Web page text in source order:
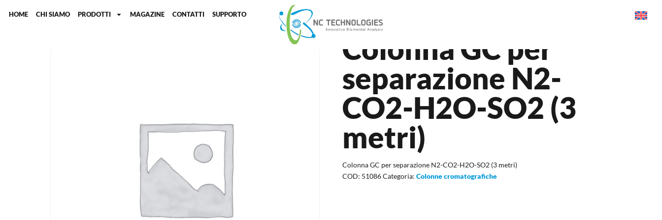
HOME CHI SIAMO PRODOTTI MAGAZINE CONTATTI SUPPORTO
/ Colonna GC per separazione N2-CO2-H2O-SO2 (3 metri)
Colonna GC per
separazione N2-
CO2-H2O-SO2 (3
metri)
Colonna GC per separazione N2-CO2-H2O-SO2 (3 metri)
COD: 51086Categoria: Colonne cromatografiche